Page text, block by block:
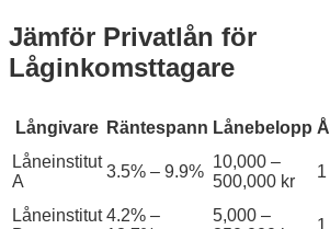
Jämför Privatlån för
Låginkomsttagare
Långivare Räntespann Lånebelopp
Låneinstitut
A
3.5% – 9.9%
10,000 –
500,000 kr
Låneinstitut 4.2% –
5,000 –